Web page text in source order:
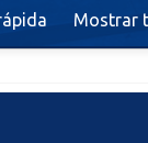
Mostrar